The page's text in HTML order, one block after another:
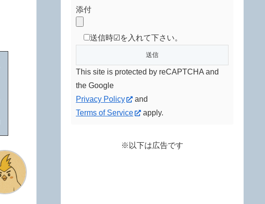
添付
送信時☑を入れて下さい。
This site is protected by reCAPTCHA and
the Google
Privacy Policy
and
Terms of Service
apply.
※以下は広告です